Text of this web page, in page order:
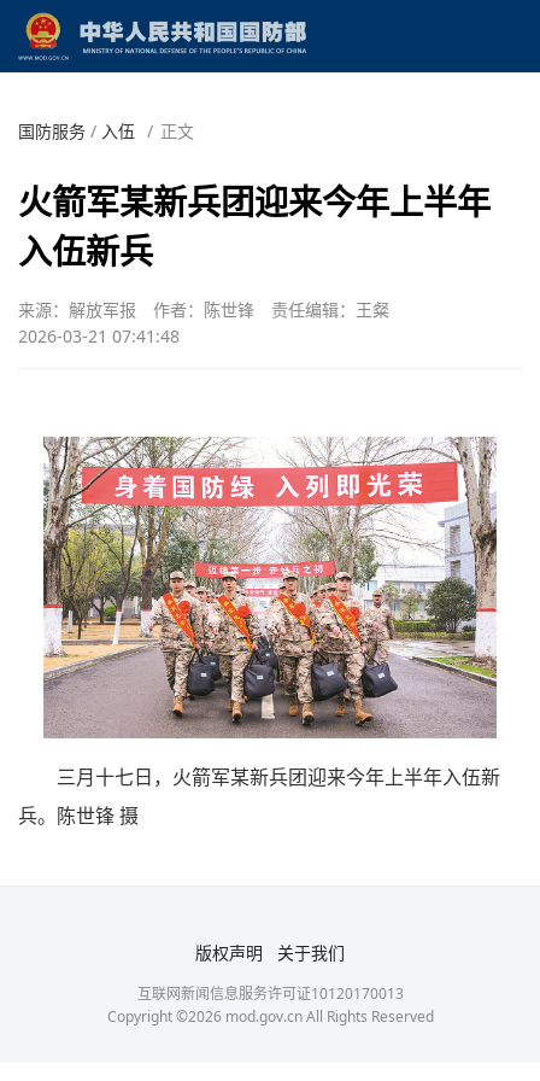
国防服务 / 入伍 / 正文
火箭军某新兵团迎来今年上半年
入伍新兵
来源：解放军报 作者：陈世锋
责任编辑：王粲
2026-03-21 07:41:48
三月十七日，火箭军某新兵团迎来今年上半年入伍新
兵。 陈世锋 摄
版权声明 关于我们
互联网新闻信息服务许可证10120170013
Copyright ©2026mod.gov.cn All Rights Reserved